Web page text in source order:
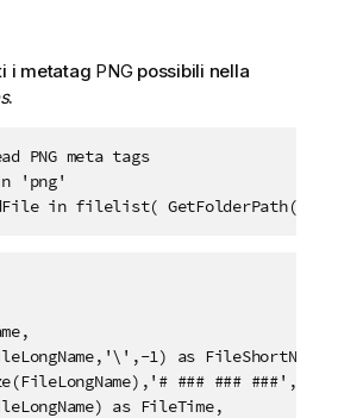
i metatag PNG possibili nella
.
PNG meta tags
'png'
in filelist(
1) as FileShortName,
### ###
as FileTime,